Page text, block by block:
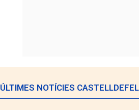
ÚLTIMES NOTÍCIES